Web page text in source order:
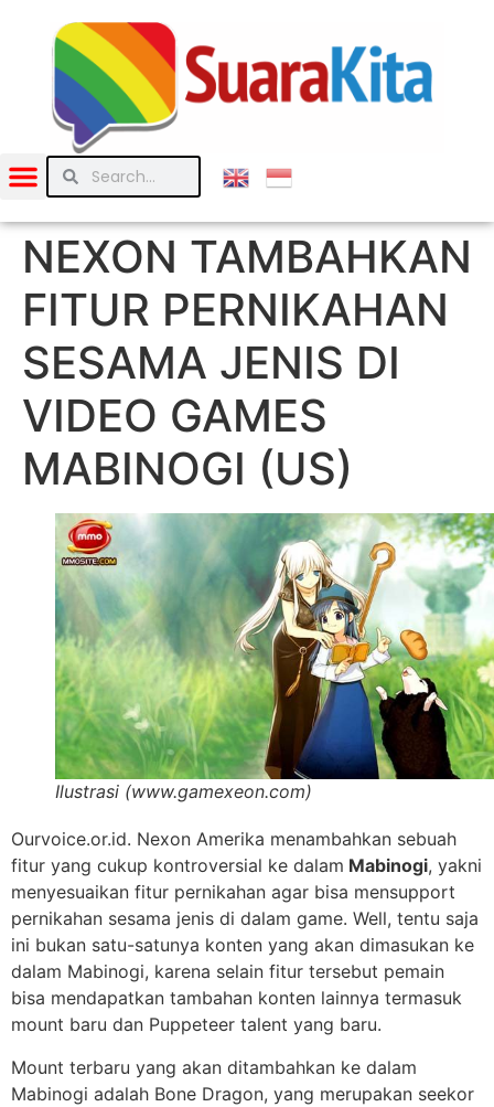
NEXON TAMBAHKAN
FITUR PERNIKAHAN
SESAMA JENIS DI
VIDEO GAMES
MABINOGI (US)
Ilustrasi (www.gamexeon.com)
Ourvoice.or.id. Nexon Amerika menambahkan sebuah
fitur yang cukup kontroversial ke dalam Mabinogi, yakni
menyesuaikan fitur pernikahan agar bisa mensupport
pernikahan sesama jenis di dalam game. Well, tentu saja
ini bukan satu-satunya konten yang akan dimasukan ke
dalam Mabinogi, karena selain fitur tersebut pemain
bisa mendapatkan tambahan konten lainnya termasuk
mount baru dan Puppeteer talent yang baru.
Mount terbaru yang akan ditambahkan ke dalam
Mabinogi adalah Bone Dragon, yang merupakan seekor